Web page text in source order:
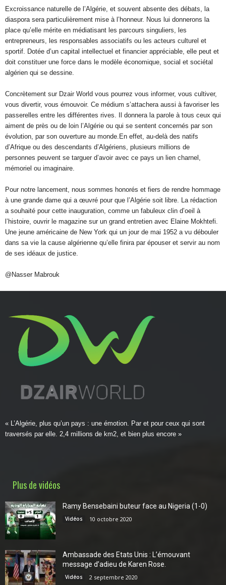
Excroissance naturelle de l’Algérie, et souvent absente des débats, la
diaspora sera particulièrement mise à l’honneur. Nous lui donnerons la
place qu’elle mérite en médiatisant les parcours singuliers, les
entrepreneurs, les responsables associatifs ou les acteurs culturel et
sportif. Dotée d’un capital intellectuel et financier appréciable, elle peut et
doit constituer une force dans le modèle économique, social et sociétal
algérien qui se dessine.
Concrètement sur Dzair World vous pourrez vous informer, vous cultiver,
vous divertir, vous émouvoir. Ce médium s’attachera aussi à favoriser les
passerelles entre les différentes rives. Il donnera la parole à tous ceux qui
aiment de près ou de loin l’Algérie ou qui se sentent concernés par son
évolution, par son ouverture au monde.En effet, au-delà des natifs
d’Afrique ou des descendants d’Algériens, plusieurs millions de
personnes peuvent se targuer d’avoir avec ce pays un lien charnel,
mémoriel ou imaginaire.
Pour notre lancement, nous sommes honorés et fiers de rendre hommage
à une grande dame qui a œuvré pour que l’Algérie soit libre. La rédaction
a souhaité pour cette inauguration, comme un fabuleux clin d’oeil à
l’histoire, ouvrir le magazine sur un grand entretien avec Elaine Mokhtefi.
Une jeune américaine de New York qui un jour de mai 1952 a vu débouler
dans sa vie la cause algérienne qu’elle finira par épouser et servir au nom
de ses idéaux de justice.
@Nasser Mabrouk
« L’Algérie, plus qu’un pays : une émotion. Par et pour ceux qui sont
traversés par elle. 2,4 millions de km2, et bien plus encore »
Plus de vidéos
Ramy Bensebaini buteur face au Nigeria (1-0)
Vidéos 10 octobre 2020
Ambassade des Etats Unis : L’émouvant
message d’adieu de Karen Rose.
Vidéos 2 septembre 2020